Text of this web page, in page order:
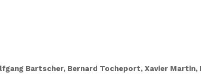
Bartscher, Bernard Tocheport, Xavier Martin,